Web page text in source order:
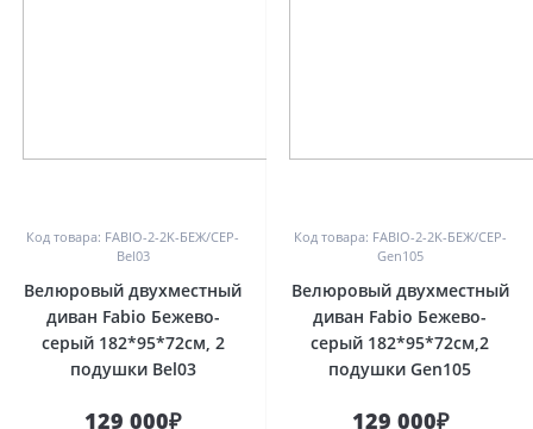
Код товара: FABIO-2-2K-БЕЖ/СЕР-
Bel03
Велюровый двухместный
диван Fabio Бежево-
серый 182*95*72см, 2
подушки Bel03
129 000₽
Код товара: FABIO-2-2K-БЕЖ/СЕР-
Gen105
Велюровый двухместный
диван Fabio Бежево-
серый 182*95*72см,2
подушки Gen105
129 000₽